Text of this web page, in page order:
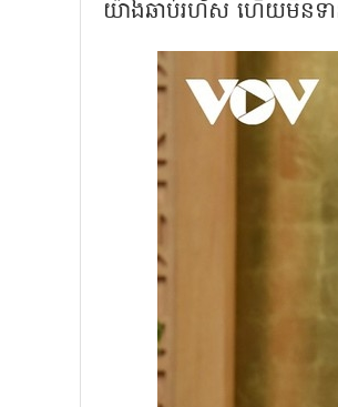
យ៉ាងឆាប់រហ័ស ហើយមិនទា